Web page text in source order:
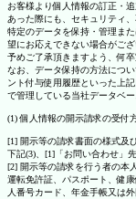
お客様より個人情報の訂正・
あった際にも、セキュリティ
特定のデータを保持・管理ま
望にお応えできない場合がござ
予めご了承頂きますよう、何
なお、データ保持の方法につ
ント付与使用履歴といった上
で管理している当社データベ
(1) 個人情報の開示請求の受付
[1] 開示等の請求書面の様式及
下記(3)、[1]「お問い合わせ」
[2] 開示等の請求を行う者の本
運転免許証、パスポート、健
人番号カード、年金手帳又は外